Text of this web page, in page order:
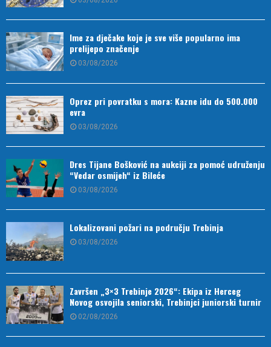
Ime za dječake koje je sve više popularno ima
prelijepo značenje
03/08/2026
Oprez pri povratku s mora: Kazne idu do 500.000
evra
03/08/2026
Dres Tijane Bošković na aukciji za pomoć udruženju
“Vedar osmijeh“ iz Bileće
03/08/2026
Lokalizovani požari na području Trebinja
03/08/2026
Završen „3×3 Trebinje 2026“: Ekipa iz Herceg
Novog osvojila seniorski, Trebinjci juniorski turnir
02/08/2026